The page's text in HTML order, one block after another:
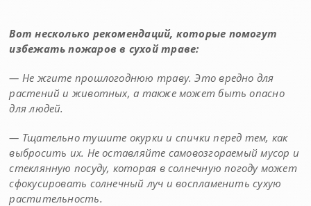
Вот несколько рекомендаций, которые помогут
избежать пожаров в сухой траве:
— Не жгите прошлогоднюю траву. Это вредно для
растений и животных, а также может быть опасно
для людей.
— Тщательно тушите окурки и спички перед тем, как
выбросить их. Не оставляйте самовозгораемый мусор и
стеклянную посуду, которая в солнечную погоду может
сфокусировать солнечный луч и воспламенить сухую
растительность.